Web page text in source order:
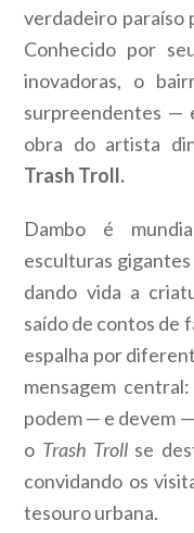
verdadeiro paraíso
Conhecido por
inovadoras, o
surpreendentes —
obra do artista
Trash Troll.
Dambo é
esculturas
dando vida a
saído de contos de
espalha por
mensagem
podem — e devem
o Trash Trollse
convidando os
tesouro urbana.